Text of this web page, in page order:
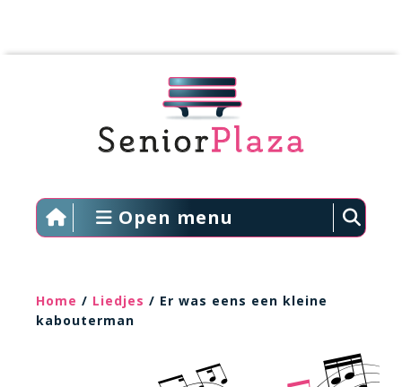
Open menu
Home / Liedjes / Er was eens een kleine
kabouterman